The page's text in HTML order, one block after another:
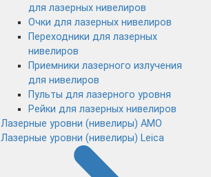
для лазерных нивелиров
Очки для лазерных нивелиров
Переходники для лазерных
нивелиров
Приемники лазерного излучения
для нивелиров
Пульты для лазерного уровня
Рейки для лазерных нивелиров
Лазерные уровни (нивелиры) AMO
Лазерные уровни (нивелиры) Leica